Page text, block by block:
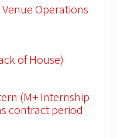
Operations
of House)
(M+ Internship
contract period